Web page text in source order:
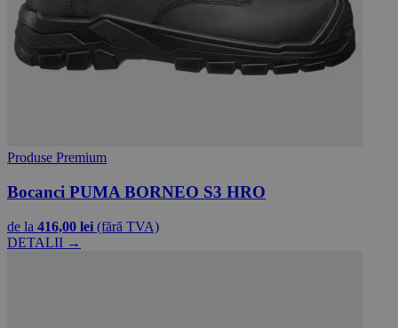
Produse Premium
Bocanci PUMA BORNEO S3 HRO
de la 416,00 lei (fără TVA)
DETALII →